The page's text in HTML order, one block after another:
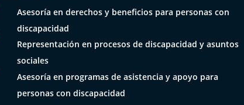
Asesoría en derechos y beneficios para personas con
discapacidad
Representación en procesos de discapacidad y asuntos
sociales
Asesoría en programas de asistencia y apoyo para
personas con discapacidad